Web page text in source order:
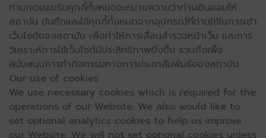
ท่านกดยอมรับคุกกี้ทั้งหมดจะหมายความว่าท่านยินยอมให้
สถาบัน บันทึกและใช้คุกกี้ทั้งหมดจากอุปกรณ์ที่ท่านใช้ในการเข้า
เว็บไซต์ของสถาบัน เพื่อทำให้การเลื่อนสำรวจหน้าเว็บ และการ
วิเคราะห์การใช้เว็บไซต์มีประสิทธิภาพยิ่งขึ้น รวมถึงเพื่อ
สนับสนุนการทำกิจกรรมทางการประชาสัมพันธ์ของสถาบัน
Our use of cookies
We use necessary cookies which is required for the
operations of our Website. We also would like to
set optional analytics cookies to help us improve
our Website. We will not set optional cookies unless